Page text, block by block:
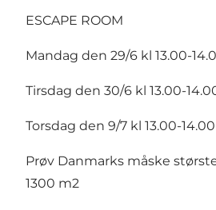
ESCAPE ROOM
Mandag den 29/6 kl 13.00-
Tirsdag den 30/6 kl 13.00-
Torsdag den 9/7 kl 13.00-
Prøv Danmarks måske
1300 m2